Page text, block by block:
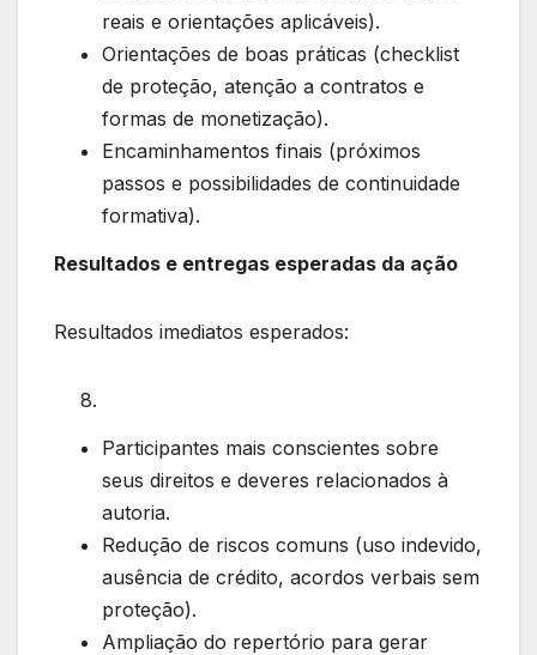
reais e orientações aplicáveis).
Orientações de boas práticas (checklist
de proteção, atenção a contratos e
formas de monetização).
Encaminhamentos finais (próximos
passos e possibilidades de continuidade
formativa).
Resultados e entregas esperadas da ação
Resultados imediatos esperados:
Participantes mais conscientes sobre
seus direitos e deveres relacionados à
autoria.
Redução de riscos comuns (uso indevido,
ausência de crédito, acordos verbais sem
proteção).
Ampliação do repertório para gerar